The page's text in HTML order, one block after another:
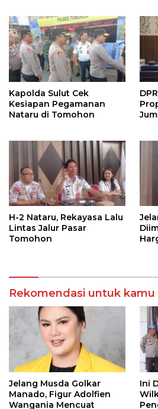
Kapolda Sulut Cek
Kesiapan Pegamanan
Nataru di Tomohon
H-2 Nataru, Rekayasa Lalu
Lintas Jalur Pasar
Tomohon
Rekomendasi untuk kamu
Jelang Musda Golkar
Manado, Figur Adolfien
Wangania Mencuat
Ini